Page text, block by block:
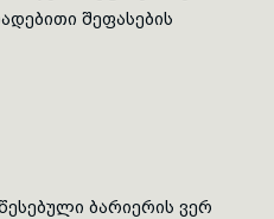
შეფასების
ბარიერის ვერ